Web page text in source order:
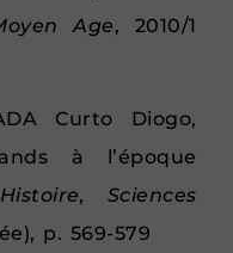
Age, 2010/1
Curto Diogo,
à l’époque
Sciences
p. 569-579